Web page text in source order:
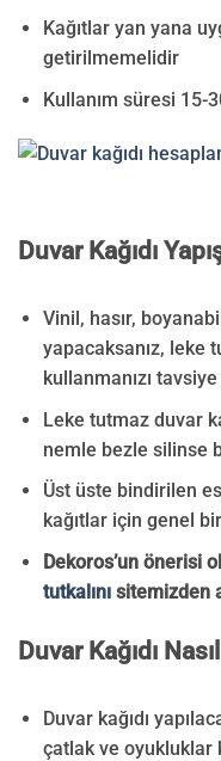
Kağıtlar yan yana
getirilmemelidir
Kullanım süresi 15-
Duvar Kağıdı
Vinil, hasır,
yapacaksanız, leke
kullanmanızı
Leke tutmaz duvar
nemle bezle silinse
Üst üste bindirilen
kağıtlar için genel
Dekoros’un önerisi
tutkalınısitemizden
Duvar Kağıdı
Duvar kağıdı
çatlak ve oyukluklar